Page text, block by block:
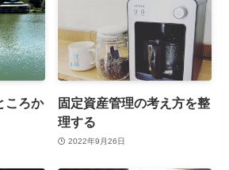
ころか
固定資産管理の考え方を整
理する
2022年9月26日